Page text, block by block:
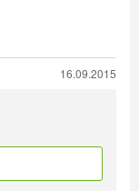
16.09.2015